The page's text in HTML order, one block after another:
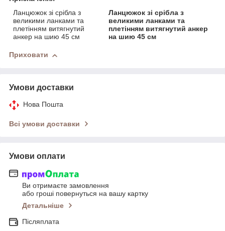
Ланцюжок зі срібла з
великими ланками та
плетінням витягнутий
анкер на шию 45 см
Ланцюжок зі срібла з
великими ланками та
плетінням витягнутий анкер
на шию 45 см
Приховати
Умови доставки
Нова Пошта
Всі умови доставки
Умови оплати
Ви отримаєте замовлення
або гроші повернуться на вашу картку
Детальніше
Післяплата